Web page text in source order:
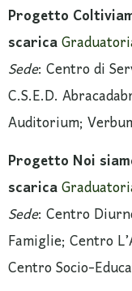
Progetto
scarica
Sede: Centro di
C.S.E.D.
Auditorium;
Progetto Noi
scarica
Sede: Centro
Famiglie; Centro
Centro Socio-